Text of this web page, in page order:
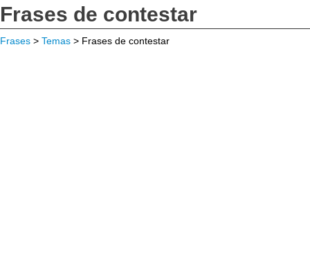
Frases de contestar
Frases > Temas > Frases de contestar